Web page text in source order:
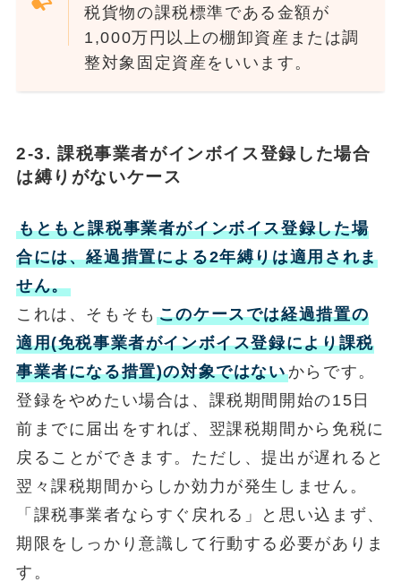
税貨物の課税標準である金額が
1,000万円以上の棚卸資産または調
整対象固定資産をいいます。
2-3. 課税事業者がインボイス登録した場合
は縛りがないケース
もともと課税事業者がインボイス登録した場
合には、経過措置による2年縛りは適用されま
せん。
これは、そもそも このケースでは経過措置の
適用(免税事業者がインボイス登録により課税
事業者になる措置)の対象ではないからです。
登録をやめたい場合は、課税期間開始の15日
前までに届出をすれば、翌課税期間から免税に
戻ることができます。ただし、提出が遅れると
翌々課税期間からしか効力が発生しません。
「課税事業者ならすぐ戻れる」と思い込まず、
期限をしっかり意識して行動する必要がありま
す。